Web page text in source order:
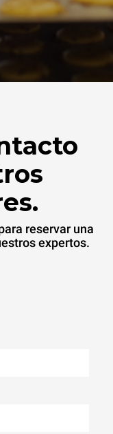
reservar una
expertos.